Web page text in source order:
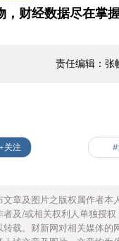
财经数据尽在掌握
责任编辑：张
+关注
文章及图片之版权属作者本
者及/或相关权利人单独授
转载。财新网对相关媒体的